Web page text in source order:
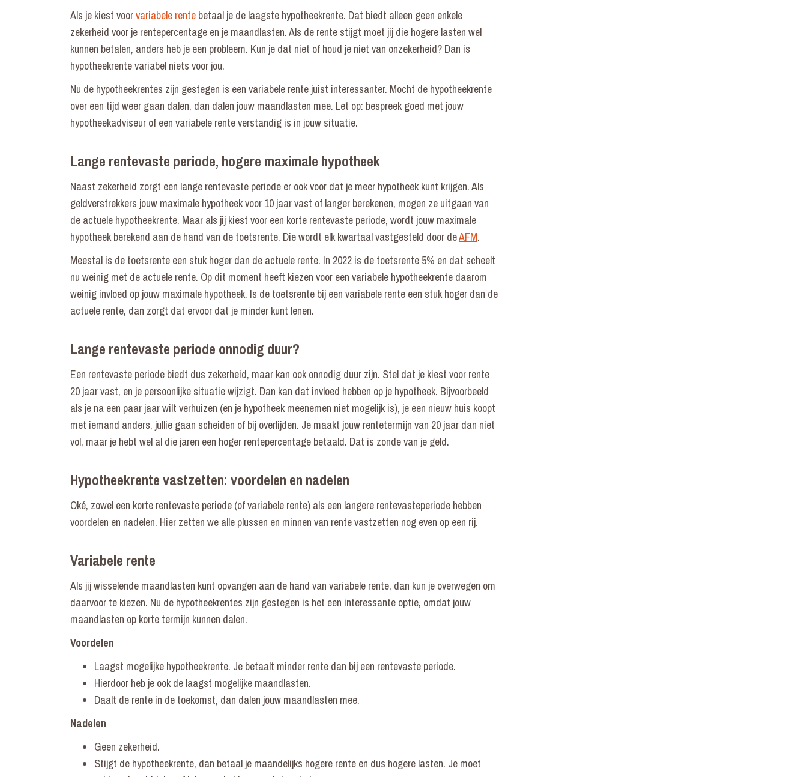
Als je kiest voorvariabele rente betaal je de laagste hypotheekrente. Dat biedt alleen geen enkele
zekerheid voor je rentepercentage en je maandlasten. Als de rente stijgt moet jij die hogere lasten wel
kunnen betalen, anders heb je een probleem. Kun je dat niet of houd je niet van onzekerheid? Dan is
hypotheekrente variabel niets voor jou.
Nu de hypotheekrentes zijn gestegen is een variabele rente juist interessanter. Mocht de hypotheekrente
over een tijd weer gaan dalen, dan dalen jouw maandlasten mee. Let op: bespreek goed met jouw
hypotheekadviseur of een variabele rente verstandig is in jouw situatie.
Lange rentevaste periode, hogere maximale hypotheek
Naast zekerheid zorgt een lange rentevaste periode er ook voor dat je meer hypotheek kunt krijgen. Als
geldverstrekkers jouw maximale hypotheek voor 10 jaar vast of langer berekenen, mogen ze uitgaan van
de actuele hypotheekrente. Maar als jij kiest voor een korte rentevaste periode, wordt jouw maximale
hypotheek berekend aan de hand van de toetsrente. Die wordt elk kwartaal vastgesteld door deAFM.
Meestal is de toetsrente een stuk hoger dan de actuele rente. In 2022 is de toetsrente 5% en dat scheelt
nu weinig met de actuele rente. Op dit moment heeft kiezen voor een variabele hypotheekrente daarom
weinig invloed op jouw maximale hypotheek. Is de toetsrente bij een variabele rente een stuk hoger dan de
actuele rente, dan zorgt dat ervoor dat je minder kunt lenen.
Lange rentevaste periode onnodig duur?
Een rentevaste periode biedt dus zekerheid, maar kan ook onnodig duur zijn. Stel dat je kiest voor rente
20 jaar vast, en je persoonlijke situatie wijzigt. Dan kan dat invloed hebben op je hypotheek. Bijvoorbeeld
als je na een paar jaar wilt verhuizen (en je hypotheek meenemen niet mogelijk is), je een nieuw huis koopt
met iemand anders, jullie gaan scheiden of bij overlijden. Je maakt jouw rentetermijn van 20 jaar dan niet
vol, maar je hebt wel al die jaren een hoger rentepercentage betaald. Dat is zonde van je geld.
Hypotheekrente vastzetten: voordelen en nadelen
Oké, zowel een korte rentevaste periode (of variabele rente) als een langere rentevasteperiode hebben
voordelen en nadelen. Hier zetten we alle plussen en minnen van rente vastzetten nog even op een rij.
Variabele rente
Als jij wisselende maandlasten kunt opvangen aan de hand van variabele rente, dan kun je overwegen om
daarvoor te kiezen. Nu de hypotheekrentes zijn gestegen is het een interessante optie, omdat jouw
maandlasten op korte termijn kunnen dalen.
Voordelen
Laagst mogelijke hypotheekrente. Je betaalt minder rente dan bij een rentevaste periode.
Hierdoor heb je ook de laagst mogelijke maandlasten.
Daalt de rente in de toekomst, dan dalen jouw maandlasten mee.
Nadelen
Geen zekerheid.
Stijgt de hypotheekrente, dan betaal je maandelijks hogere rente en dus hogere lasten. Je moet